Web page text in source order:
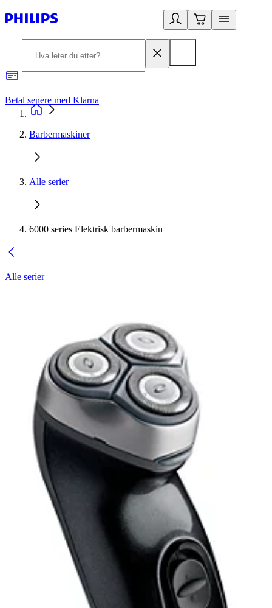
Betal senere med Klarna
Barbermaskiner
Alle serier
6000 series Elektrisk barbermaskin
Alle serier